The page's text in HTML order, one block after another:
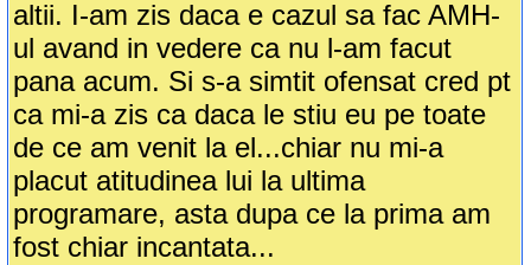
altii. I-am zis daca e cazul sa fac AMH-
ul avand in vedere ca nu l-am facut
pana acum. Si s-a simtit ofensat cred pt
ca mi-a zis ca daca le stiu eu pe toate
de ce am venit la el...chiar nu mi-a
placut atitudinea lui la ultima
programare, asta dupa ce la prima am
fost chiar incantata...